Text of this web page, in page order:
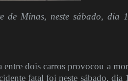
de Minas, neste sábado, dia
dois carros provocou a
fatal foi neste sábado, dia